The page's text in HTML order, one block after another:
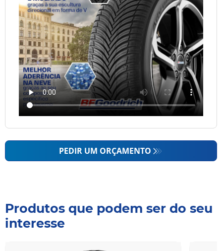
PEDIR UM ORÇAMENTO
Produtos que podem ser do seu
interesse